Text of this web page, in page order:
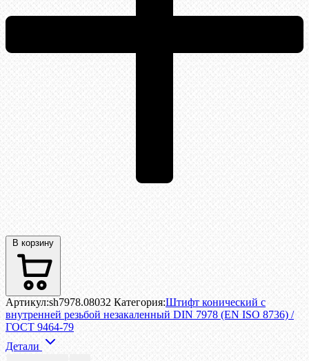
В корзину
Артикул:sh7978.08032 Категория:Штифт конический с
внутренней резьбой незакаленный DIN 7978 (EN ISO 8736) /
ГОСТ 9464-79
Детали